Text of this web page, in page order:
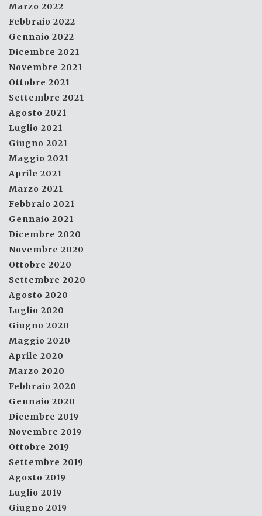
Marzo 2022
Febbraio 2022
Gennaio 2022
Dicembre 2021
Novembre 2021
Ottobre 2021
Settembre 2021
Agosto 2021
Luglio 2021
Giugno 2021
Maggio 2021
Aprile 2021
Marzo 2021
Febbraio 2021
Gennaio 2021
Dicembre 2020
Novembre 2020
Ottobre 2020
Settembre 2020
Agosto 2020
Luglio 2020
Giugno 2020
Maggio 2020
Aprile 2020
Marzo 2020
Febbraio 2020
Gennaio 2020
Dicembre 2019
Novembre 2019
Ottobre 2019
Settembre 2019
Agosto 2019
Luglio 2019
Giugno 2019